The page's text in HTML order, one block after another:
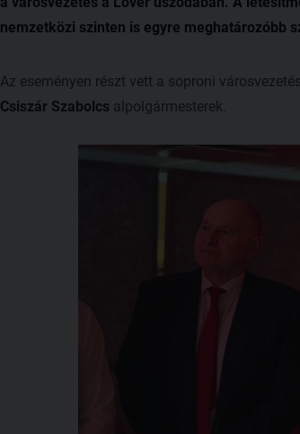
nemzetközi szinten is egyre meghatározóbb
Az eseményen részt vett a soproni
Csiszár Szabolcs alpolgármesterek.